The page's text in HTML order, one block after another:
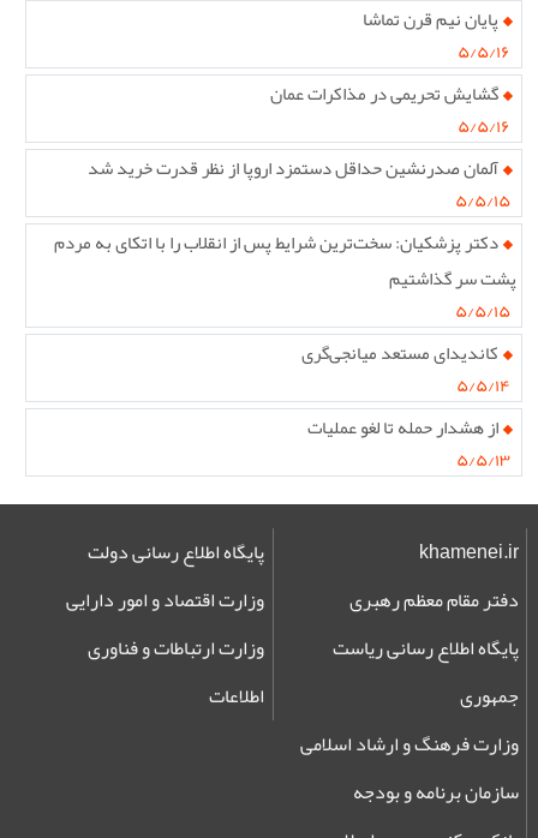
پایان نیم قرن تماشا
۵/۵/۱۶
گشایش تحریمی در مذاکرات عمان
۵/۵/۱۶
آلمان صدرنشین حداقل دستمزد اروپا از نظر قدرت خرید شد
۵/۵/۱۵
دکتر پزشکیان: سخت‌ترین شرایط پس از انقلاب را با اتکای به مردم
پشت سر گذاشتیم
۵/۵/۱۵
کاندیدای مستعد میانجی‌گری
۵/۵/۱۴
از هشدار حمله تا لغو عملیات
۵/۵/۱۳
khamenei.ir
دفتر مقام معظم رهبری
پایگاه اطلاع رسانی ریاست
جمهوری
پایگاه اطلاع رسانی دولت
وزارت اقتصاد و امور دارایی
وزارت ارتباطات و فناوری
اطلاعات
وزارت فرهنگ و ارشاد اسلامی
سازمان برنامه و بودجه